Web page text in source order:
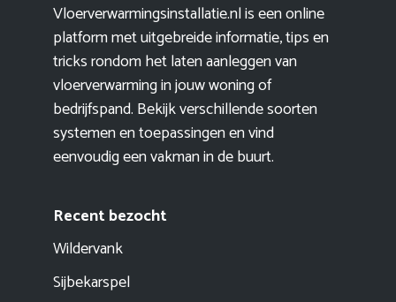
Vloerverwarmingsinstallatie.nl is een online
platform met uitgebreide informatie, tips en
tricks rondom het laten aanleggen van
vloerverwarming in jouw woning of
bedrijfspand. Bekijk verschillende soorten
systemen en toepassingen en vind
eenvoudig een vakman in de buurt.
Recent bezocht
Wildervank
Sijbekarspel